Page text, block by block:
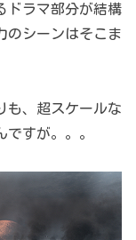
ドラマ部分が結構
のシーンはそこま
も、超スケールな
すが。。。